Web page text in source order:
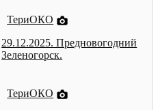
ТериОКО
29.12.2025. Предновогодний
Зеленогорск.
ТериОКО